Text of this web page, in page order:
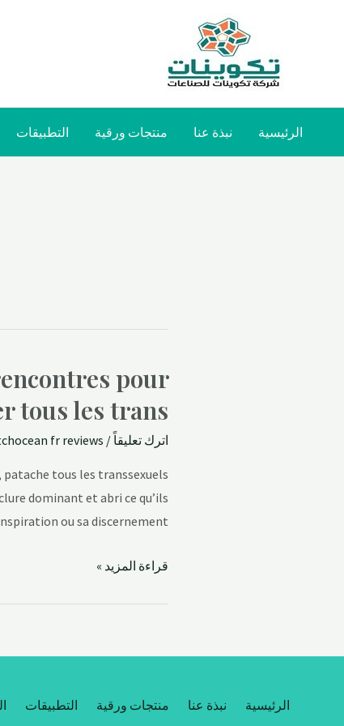
الرئيسية نبذة عنا منتجات ورقية التطبيقات
pour
tous les trans ?
اترك تعليقاً /
fr reviews
tous les transsexuels
dominant et abri ce qu’ils
ou sa discernement …
قراءة المزيد »
الرئيسية نبذة عنا منتجات ورقية التطبيقات